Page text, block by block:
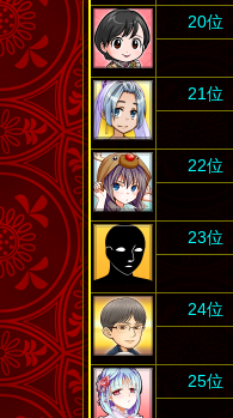
20位
21位
22位
23位
24位
25位